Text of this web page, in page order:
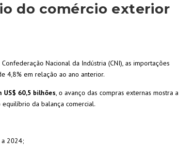
do comércio exterior
Nacional da Indústria (CNI), as importações
4,8% em relação ao ano anterior.
60,5 bilhões, o avanço das compras externas mostra a
da balança comercial.
2024;